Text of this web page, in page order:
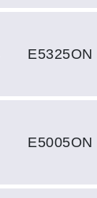
E5325ON
E5005ON